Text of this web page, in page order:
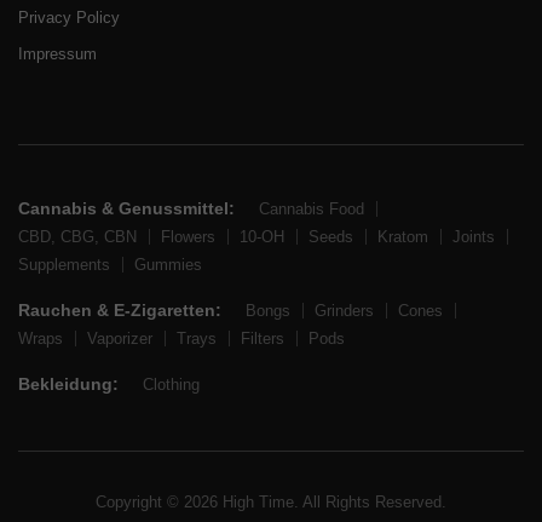
Privacy Policy
Impressum
Cannabis & Genussmittel:
Cannabis Food
CBD, CBG, CBN
Flowers 10-OH Seeds Kratom
Joints
Supplements
Gummies
Rauchen & E-Zigaretten: Bongs Grinders
Cones
Wraps
Vaporizer Trays Filters Pods
Bekleidung: Clothing
Copyright © 2026 High Time. All Rights Reserved.